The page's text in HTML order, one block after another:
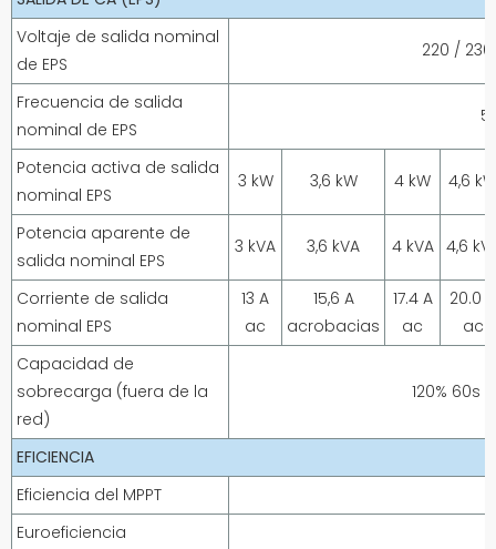
Voltaje de salida nominal
de EPS
220 / 230
Frecuencia de salida
nominal de EPS
Potencia activa de salida
nominal EPS
3 kW 3,6 kW 4 kW 4,6 kW
Potencia aparente de
salida nominal EPS
3 kVA 3,6 kVA 4 kVA 4,6
Corriente de salida
nominal EPS
13 A
ac
15,6 A
acrobacias
17.4 A
ac
20.0 A
ac
Capacidad de
sobrecarga (fuera de la
red)
120% 60s /
EFICIENCIA
Eficiencia del MPPT
Euroeficiencia